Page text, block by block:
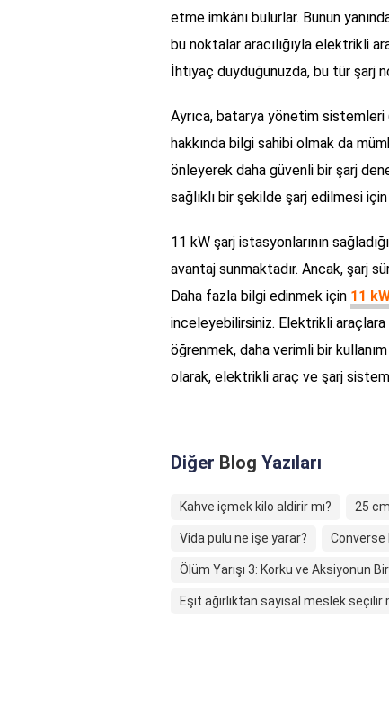
etme imkânı bulurlar. Bunun
bu noktalar aracılığıyla elektrikli
İhtiyaç duyduğunuzda, bu tür şarj
Ayrıca, batarya yönetim
hakkında bilgi sahibi olmak da
önleyerek daha güvenli bir şarj
sağlıklı bir şekilde şarj edilmesi için
11 kW şarj istasyonlarının
avantaj sunmaktadır. Ancak, şarj
Daha fazla bilgi edinmek için 11
inceleyebilirsiniz. Elektrikli
öğrenmek, daha verimli bir
olarak, elektrikli araç ve şarj
Diğer Blog Yazıları
Kahve içmek kilo aldirir mı? 25
Vida pulu ne işe yarar? Converse
Ölüm Yarışı 3: Korku ve Aksiyonun
Eşit ağırlıktan sayısal meslek seçilir